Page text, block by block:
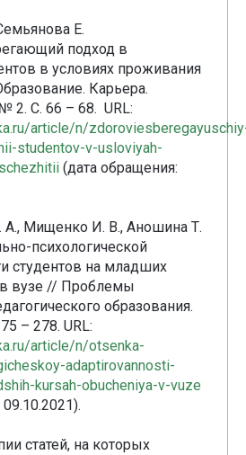
Е.
подход в
в условиях проживания
Карьера.
2. С. 66 – 68. URL:
article/n/
studentov-v-usloviyah-
(дата обращения:
А., Мищенко И. В., Аношина Т.
психологической
студентов на младших
в вузе // Проблемы
образования.
– 278. URL:
article/n/otsenka-
adaptirovannosti-
kursah-obucheniya-v-vuze
статей, на которых